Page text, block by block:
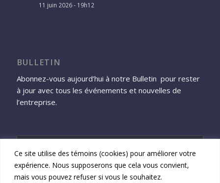
Ce site utilise des témoins (cookies) pour améliorer votre
expérience. Nous supposerons que cela vous convient,
mais vous pouvez refuser si vous le souhaitez.
11 juin 2026 - 19h12
BULLETIN
Abonnez-vous aujourd’hui à notre Bulletin pour rester
à jour avec tous les événements et nouvelles de
l’entreprise.
S'inscrire